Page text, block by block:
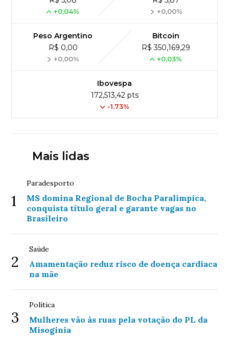
+0,04% +0,00%
Peso Argentino
R$ 0,00
+0,00%
Bitcoin
R$ 350,169,29
+0,03%
Ibovespa
172,513,42 pts
-1.73%
Mais lidas
1
Paradesporto
MS domina Regional de Bocha Paralímpica,
conquista título geral e garante vagas no
Brasileiro
2
Saúde
Amamentação reduz risco de doença cardíaca
na mãe
3
Política
Mulheres vão às ruas pela votação do PL da
Misoginia